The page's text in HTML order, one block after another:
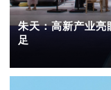
朱天：高新产业亮
足